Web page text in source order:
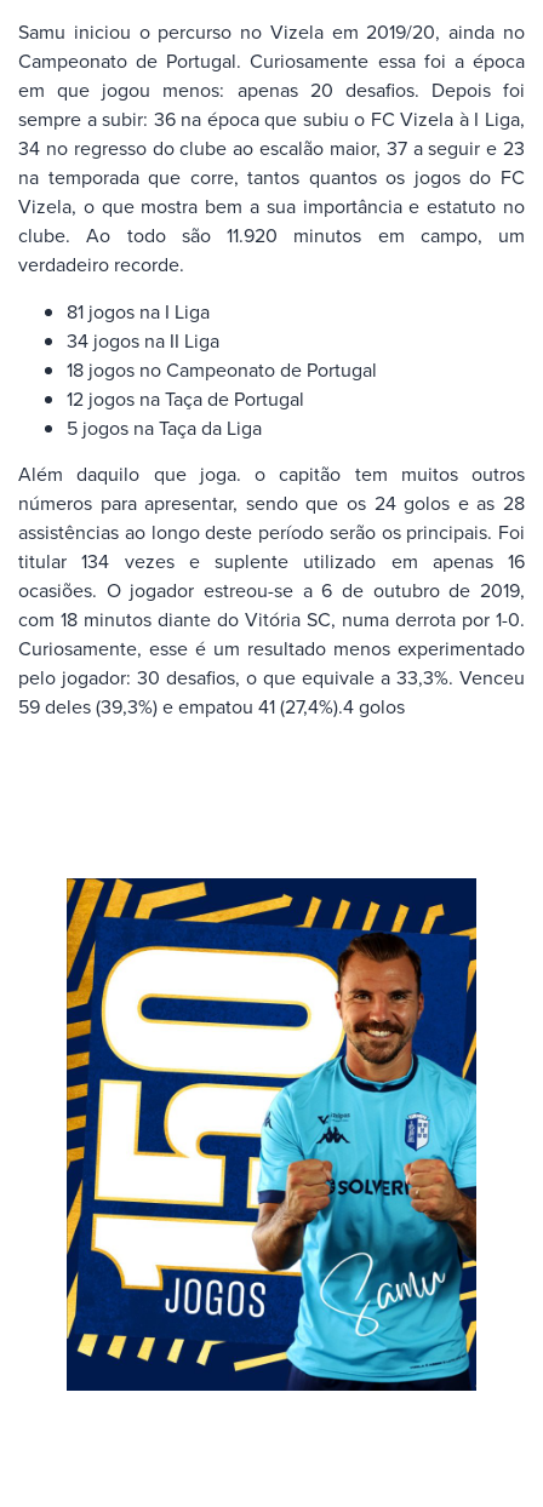
Samu iniciou o percurso no Vizela em 2019/20, ainda no
Campeonato de Portugal. Curiosamente essa foi a época
em que jogou menos: apenas 20 desafios. Depois foi
sempre a subir: 36 na época que subiu o FC Vizela à I Liga,
34 no regresso do clube ao escalão maior, 37 a seguir e 23
na temporada que corre, tantos quantos os jogos do FC
Vizela, o que mostra bem a sua importância e estatuto no
clube. Ao todo são 11.920 minutos em campo, um
verdadeiro recorde.
81 jogos na I Liga
34 jogos na II Liga
18 jogos no Campeonato de Portugal
12 jogos na Taça de Portugal
5 jogos na Taça da Liga
Além daquilo que joga. o capitão tem muitos outros
números para apresentar, sendo que os 24 golos e as 28
assistências ao longo deste período serão os principais. Foi
titular 134 vezes e suplente utilizado em apenas 16
ocasiões. O jogador estreou-se a 6 de outubro de 2019,
com 18 minutos diante do Vitória SC, numa derrota por 1-0.
Curiosamente, esse é um resultado menos experimentado
pelo jogador: 30 desafios, o que equivale a 33,3%. Venceu
59 deles (39,3%) e empatou 41 (27,4%).4 golos